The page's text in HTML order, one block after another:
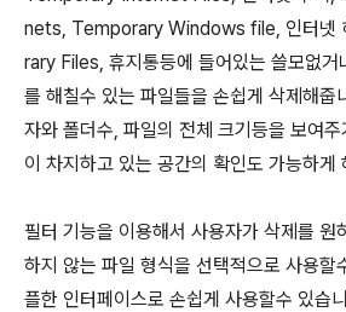
nets, Temporary Windows file, 인터넷
rary Files, 휴지통등에 들어있는 쓸모없거
를 해칠수 있는 파일들을 손쉽게 삭제해줍
자와 폴더수, 파일의 전체 크기등을 보여
이 차지하고 있는 공간의 확인도 가능하게
필터 기능을 이용해서 사용자가 삭제를 원
하지 않는 파일 형식을 선택적으로 사용할
플한 인터페이스로 손쉽게 사용할수 있습